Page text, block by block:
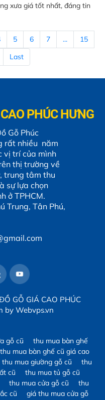
xưa giá tốt nhất, đáng tin
5 6 7 ...
15
Last
PHÚC HƯNG
Gỗ Phúc
rất nhiều năm
vị trí của mình
thị trường về
trung tâm thu
sự lựa chọn
ở TPHCM.
Trung, Tân Phú,
GỖ GIÁ CAO PHÚC
by Webvps.vn
gỗ cũ
thu mua bàn ghế
thu mua bàn ghế cũ giá cao
thu mua giường gỗ cũ
thu
cũ
thu mua tủ gỗ cũ
thu mua cửa gỗ cũ
thu
cũ
giá thu mua cửa gỗ